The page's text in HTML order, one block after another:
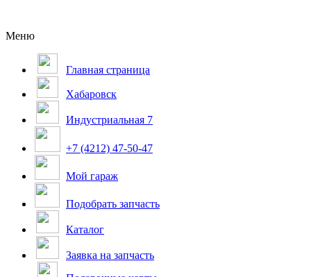
Меню
Главная страница
Хабаровск
Индустриальная 7
+7 (4212) 47-50-47
Мой гараж
Подобрать запчасть
Каталог
Заявка на запчасть